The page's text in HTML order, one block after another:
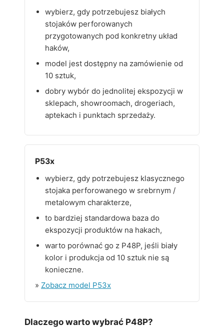
wybierz, gdy potrzebujesz białych
stojaków perforowanych
przygotowanych pod konkretny układ
haków,
model jest dostępny na zamówienie od
10 sztuk,
dobry wybór do jednolitej ekspozycji w
sklepach, showroomach, drogeriach,
aptekach i punktach sprzedaży.
P53x
wybierz, gdy potrzebujesz klasycznego
stojaka perforowanego w srebrnym /
metalowym charakterze,
to bardziej standardowa baza do
ekspozycji produktów na hakach,
warto porównać go z P48P, jeśli biały
kolor i produkcja od 10 sztuk nie są
konieczne.
» Zobacz model P53x
Dlaczego warto wybrać P48P?